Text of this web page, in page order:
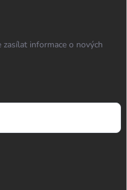
informace o nových